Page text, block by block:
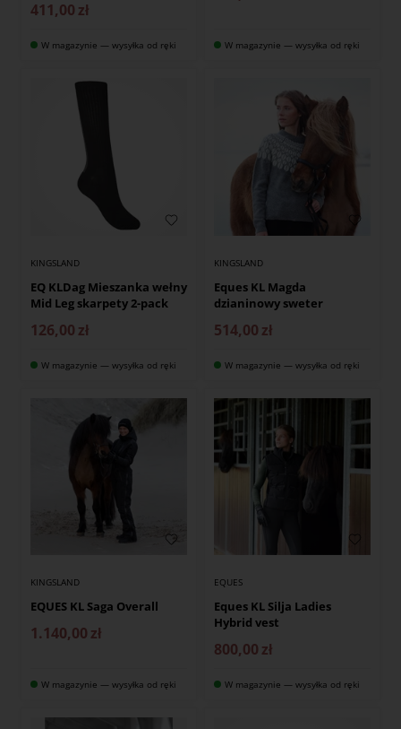
411,00 zł
W magazynie — wysyłka od ręki W magazynie — wysyłka od ręki
KINGSLAND
EQ KLDag Mieszanka wełny
Mid Leg skarpety 2-pack
126,00 zł
W magazynie — wysyłka od ręki
KINGSLAND
Eques KL Magda
dzianinowy sweter
514,00 zł
W magazynie — wysyłka od ręki
KINGSLAND
EQUES KL Saga Overall
1.140,00 zł
W magazynie — wysyłka od ręki
EQUES
Eques KL Silja Ladies
Hybrid vest
800,00 zł
W magazynie — wysyłka od ręki